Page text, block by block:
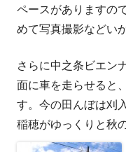
ペースがありますの
めて写真撮影などい
さらに中之条ビエン
面に車を走らせると
す。今の田んぼは刈
稲穂がゆっくりと秋